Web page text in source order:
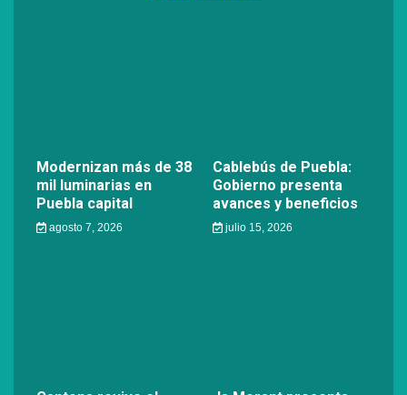
Modernizan más de 38
mil luminarias en
Puebla capital
agosto 7, 2026
Cablebús de Puebla:
Gobierno presenta
avances y beneficios
julio 15, 2026